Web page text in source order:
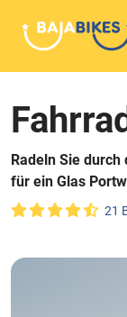
Radeln Sie
für ein Glas
21